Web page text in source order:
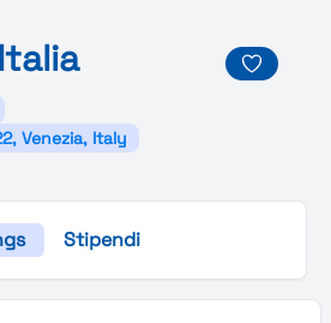
Italia
Venezia, Italy
Stipendi